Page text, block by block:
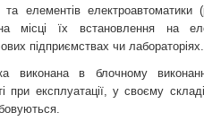
та елементів електроавтоматики
місці їх встановлення на
підприємствах чи лабораторіях.
виконана в блочному
при експлуатації, у своєму